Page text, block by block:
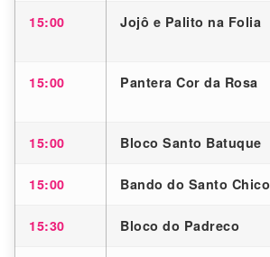
15:00 Jojô e Palito na Folia
15:00 Pantera Cor da Rosa
15:00 Bloco Santo Batuque
15:00 Bando do Santo Chico
15:30 Bloco do Padreco